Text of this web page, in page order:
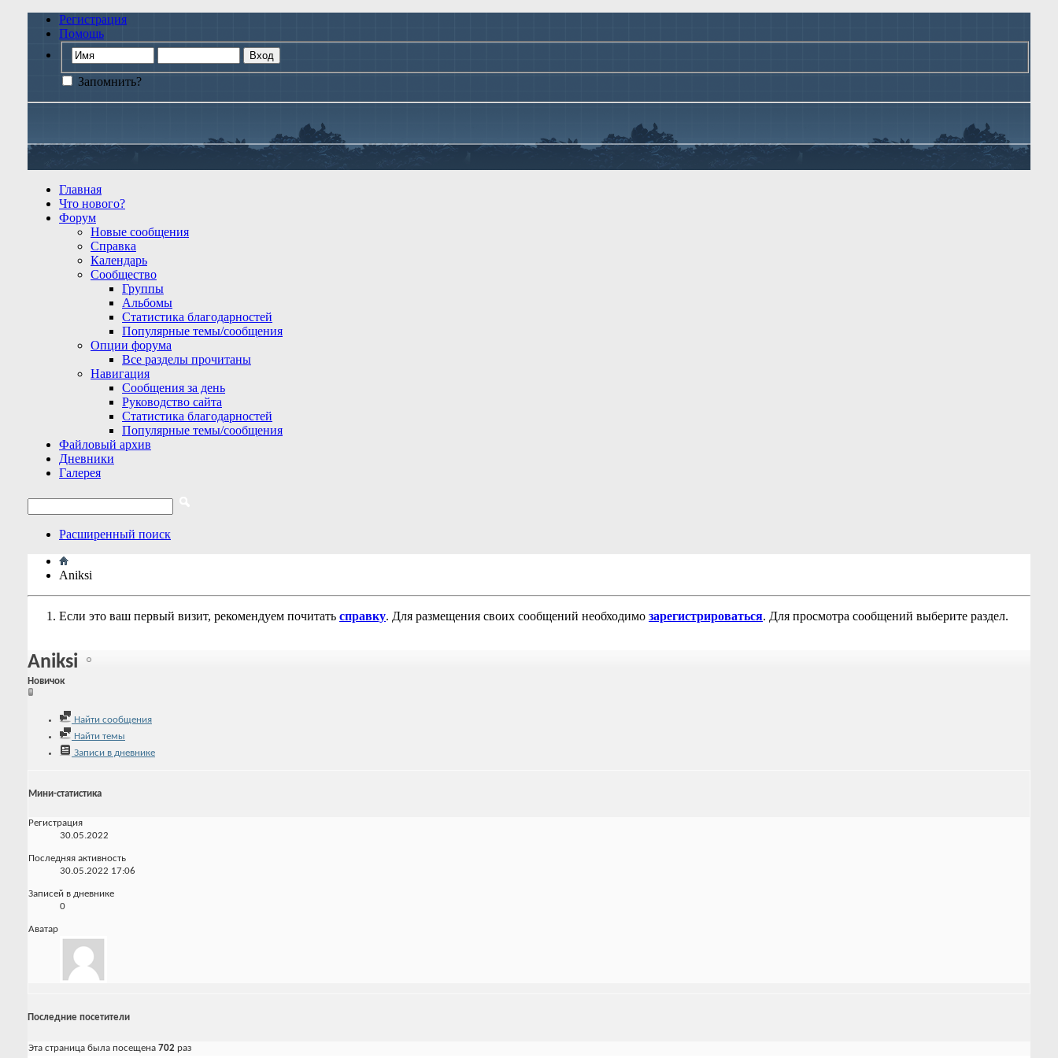
Регистрация
Помощь
Запомнить?
Главная
Что нового?
Форум
Новые сообщения
Справка
Календарь
Сообщество
Группы
Альбомы
Статистика благодарностей
Популярные темы/сообщения
Опции форума
Все разделы прочитаны
Навигация
Сообщения за день
Руководство сайта
Статистика благодарностей
Популярные темы/сообщения
Файловый архив
Дневники
Галерея
Расширенный поиск
Aniksi
Если это ваш первый визит, рекомендуем почитать справку. Для размещения своих сообщений необходимо зарегистрироваться. Для просмотра сообщений выберите раздел.
Aniksi
Новичок
Найти сообщения
Найти темы
Записи в дневнике
Мини-статистика
Регистрация
30.05.2022
Последняя активность
30.05.2022 17:06
Записей в дневнике
0
Аватар
Последние посетители
Эта страница была посещена 702 раз